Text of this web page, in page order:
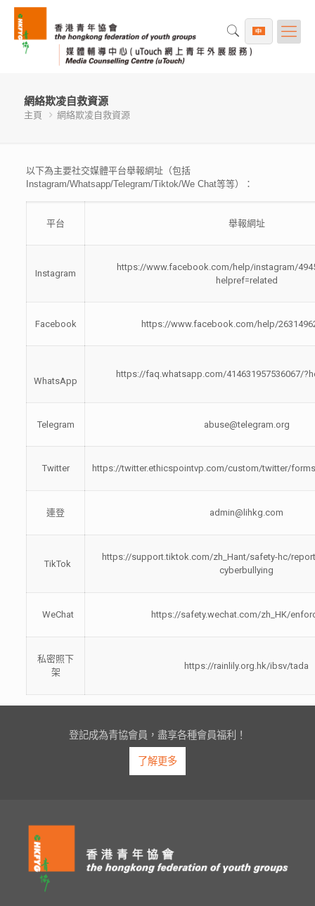
網絡欺凌自救資源
主頁 網絡欺凌自救資源
以下為主要社交媒體平台舉報網址（包括
Instagram/Whatsapp/Telegram/Tiktok/We Chat等等）：
平台 舉報網址
Instagram
https://www.facebook.com/help/instagram/
helpref=related
Facebook https://www.facebook.com/help/
WhatsApp
https://faq.whatsapp.com/414631957536067/
Telegram abuse@telegram.org
Twitter https://twitter.ethicspointvp.com/custom/twitter/
連登 admin@lihkg.com
TikTok
https://support.tiktok.com/zh_Hant/safety-hc/
cyberbullying
WeChat https://safety.wechat.com/zh_HK/
私密照下
架
https://rainlily.org.hk/ibsv/tada
登記成為青協會員，盡享各種會員福利！
了解更多